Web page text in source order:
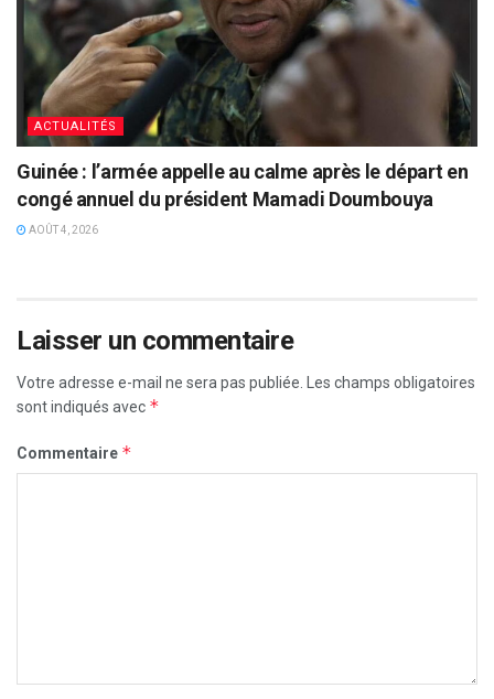
ACTUALITÉS
Guinée : l’armée appelle au calme après le départ en
congé annuel du président Mamadi Doumbouya
AOÛT 4, 2026
Laisser un commentaire
Votre adresse e-mail ne sera pas publiée.
Les champs obligatoires
sont indiqués avec *
Commentaire *